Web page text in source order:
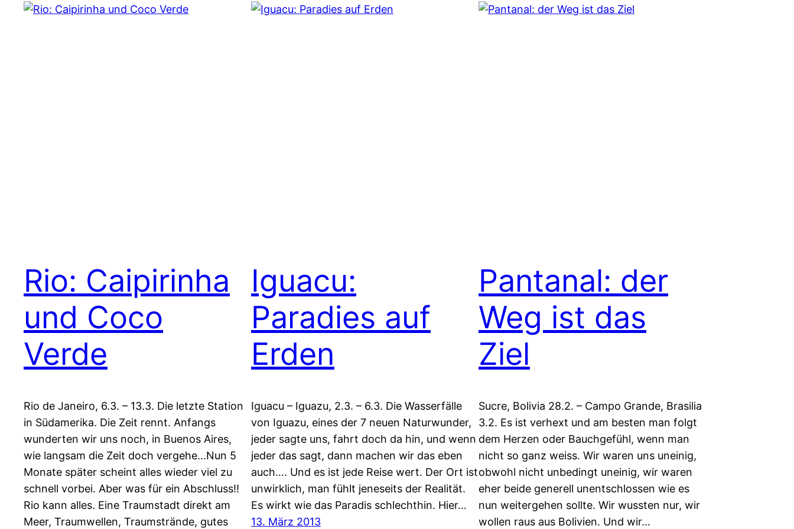
Rio: Caipirinha
und Coco
Verde
Rio de Janeiro, 6.3. – 13.3. Die letzte Station
in Südamerika. Die Zeit rennt. Anfangs
wunderten wir uns noch, in Buenos Aires,
wie langsam die Zeit doch vergehe…Nun 5
Monate später scheint alles wieder viel zu
schnell vorbei. Aber was für ein Abschluss!!
Rio kann alles. Eine Traumstadt direkt am
Meer, Traumwellen, Traumstrände, gutes
Iguacu:
Paradies auf
Erden
Iguacu – Iguazu, 2.3. – 6.3. Die Wasserfälle
von Iguazu, eines der 7 neuen Naturwunder,
jeder sagte uns, fahrt doch da hin, und wenn
jeder das sagt, dann machen wir das eben
auch…. Und es ist jede Reise wert. Der Ort ist
unwirklich, man fühlt jeneseits der Realität.
Es wirkt wie das Paradis schlechthin. Hier…
13. März 2013
Pantanal: der
Weg ist das
Ziel
Sucre, Bolivia 28.2. – Campo Grande, Brasilia
3.2. Es ist verhext und am besten man folgt
dem Herzen oder Bauchgefühl, wenn man
nicht so ganz weiss. Wir waren uns uneinig,
obwohl nicht unbedingt uneinig, wir waren
eher beide generell unentschlossen wie es
nun weitergehen sollte. Wir wussten nur, wir
wollen raus aus Bolivien. Und wir…